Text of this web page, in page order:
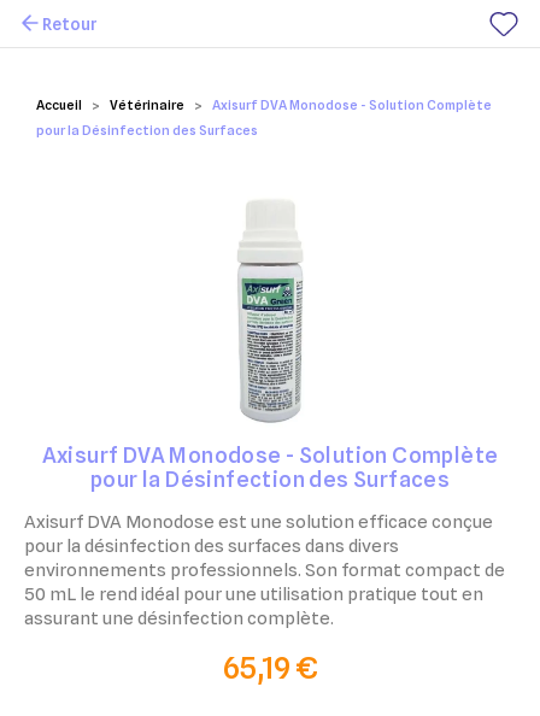
Mes favoris
Accueil Vétérinaire
Axisurf DVA Monodose - Solution Complète
pour la Désinfection des Surfaces
Retour
Axisurf DVA Monodose - Solution Complète
pour la Désinfection des Surfaces
Axisurf DVA Monodose est une solution efficace conçue
pour la désinfection des surfaces dans divers
environnements professionnels. Son format compact de
50 mL le rend idéal pour une utilisation pratique tout en
assurant une désinfection complète.
65,19 €